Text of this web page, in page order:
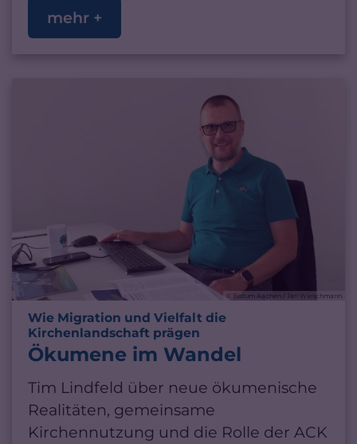
mehr +
© Bistum Aachen / Jari Wieschmann
Wie Migration und Vielfalt die
Kirchenlandschaft prägen
Ökumene im Wandel
Tim Lindfeld über neue ökumenische
Realitäten, gemeinsame
Kirchennutzung und die Rolle der ACK